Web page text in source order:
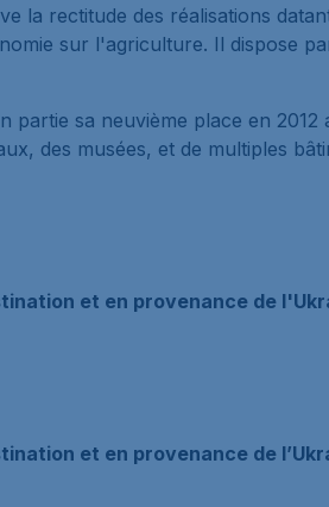
la rectitude des réalisations
sur l'agriculture. Il dispose
sa neuvième place en
des musées, et de multiples
et en provenance de
et en provenance de